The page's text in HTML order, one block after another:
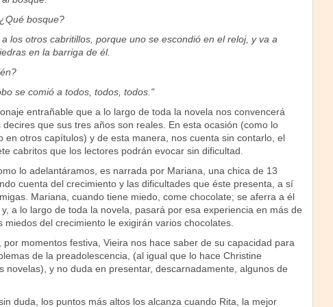
bosque?
los otros cabritillos, porque uno se escondió en el reloj, y va a
en la barriga de él.
se comió a todos, todos, todos."
entrañable que a lo largo de toda la novela nos convencerá
decires que sus tres años son reales. En esta ocasión (como lo
en otros capítulos) y de esta manera, nos cuenta sin contarlo, el
cabritos que los lectores podrán evocar sin dificultad.
lo adelantáramos, es narrada por Mariana, una chica de 13
cuenta del crecimiento y las dificultades que éste presenta, a sí
Mariana, cuando tiene miedo, come chocolate; se aferra a él
a lo largo de toda la novela, pasará por esa experiencia en más de
miedos del crecimiento le exigirán varios chocolates.
por momentos festiva, Vieira nos hace saber de su capacidad para
de la preadolescencia, (al igual que lo hace Christine
novelas), y no duda en presentar, descarnadamente, algunos de
duda, los puntos más altos los alcanza cuando Rita, la mejor